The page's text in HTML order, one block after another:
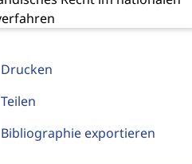
Drucken
Teilen
Bibliographie exportieren